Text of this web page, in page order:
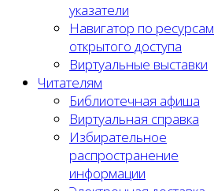
указатели
Навигатор по ресурсам
открытого доступа
Виртуальные выставки
Читателям
Библиотечная афиша
Виртуальная справка
Избирательное
распространение
информации